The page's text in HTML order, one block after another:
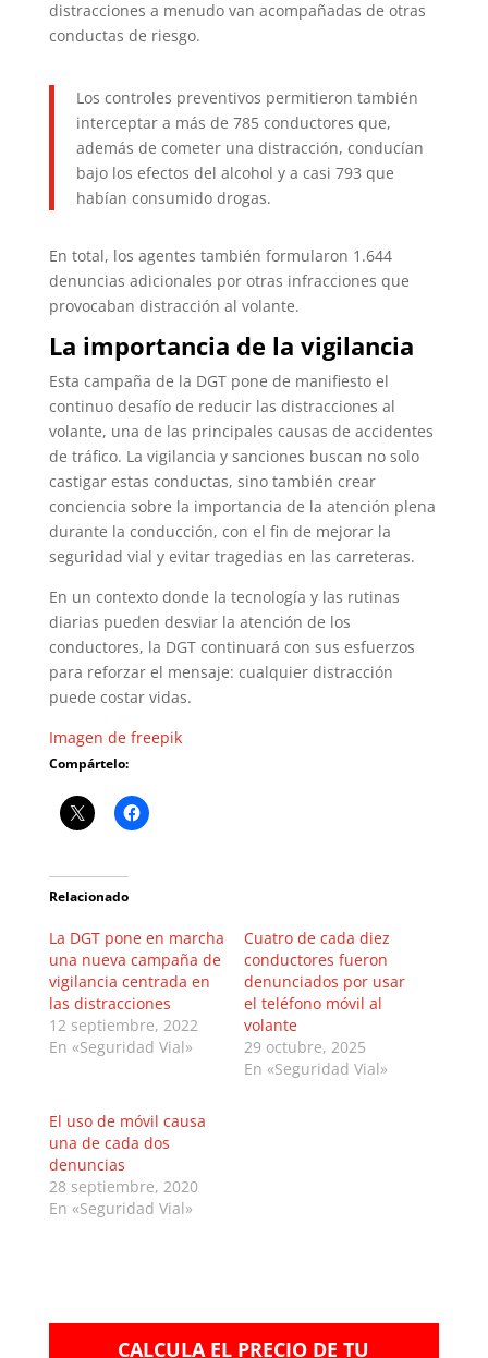
distracciones a menudo van acompañadas de otras
conductas de riesgo.
Los controles preventivos permitieron también
interceptar a más de 785 conductores que,
además de cometer una distracción, conducían
bajo los efectos del alcohol y a casi 793 que
habían consumido drogas.​
En total, los agentes también formularon 1.644
denuncias adicionales por otras infracciones que
provocaban distracción al volante.
La importancia de la vigilancia
Esta campaña de la DGT pone de manifiesto el
continuo desafío de reducir las distracciones al
volante, una de las principales causas de accidentes
de tráfico. La vigilancia y sanciones buscan no solo
castigar estas conductas, sino también crear
conciencia sobre la importancia de la atención plena
durante la conducción, con el fin de mejorar la
seguridad vial y evitar tragedias en las carreteras.
En un contexto donde la tecnología y las rutinas
diarias pueden desviar la atención de los
conductores, la DGT continuará con sus esfuerzos
para reforzar el mensaje: cualquier distracción
puede costar vidas.
Imagen de freepik
Compártelo:
Relacionado
La DGT pone en marcha
una nueva campaña de
vigilancia centrada en
las distracciones
12 septiembre, 2022
En «Seguridad Vial»
Cuatro de cada diez
conductores fueron
denunciados por usar
el teléfono móvil al
volante
29 octubre, 2025
En «Seguridad Vial»
El uso de móvil causa
una de cada dos
denuncias
28 septiembre, 2020
En «Seguridad Vial»
CALCULA EL PRECIO DE TU